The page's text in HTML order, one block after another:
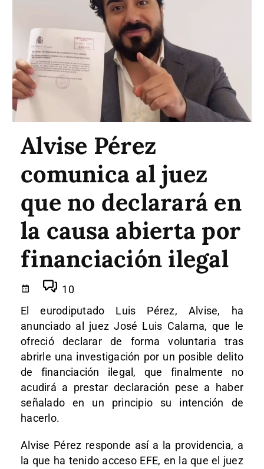
Alvise Pérez
comunica al juez
que no declarará en
la causa abierta por
financiación ilegal
10
El eurodiputado Luis Pérez, Alvise, ha
anunciado al juez José Luis Calama, que le
ofreció declarar de forma voluntaria tras
abrirle una investigación por un posible delito
de financiación ilegal, que finalmente no
acudirá a prestar declaración pese a haber
señalado en un principio su intención de
hacerlo.
Alvise Pérez responde así a la providencia, a
la que ha tenido acceso EFE, en la que el juez